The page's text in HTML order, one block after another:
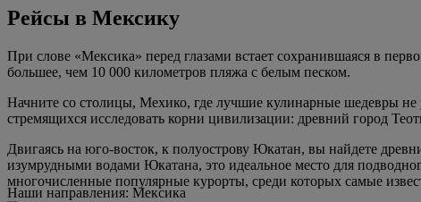
Рейсы в Мексику
При слове «Мексика» перед глазами встает сохранившаяся в
большее, чем 10 000 километров пляжа с белым песком.
Начните со столицы, Мехико, где лучшие кулинарные шедевры
стремящихся исследовать корни цивилизации: древний город
Двигаясь на юго-восток, к полуострову Юкатан, вы найдете
изумрудными водами Юкатана, это идеальное место для
многочисленные популярные курорты, среди которых самые
Наши направления: Мексика